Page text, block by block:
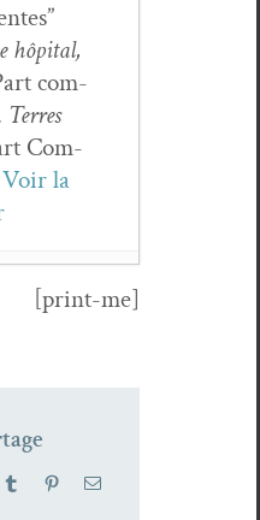
hôpi­tal,
com­
Ter­res
Com­
Voir la
Pfis­ter,
[print-me]
Tumblr PinterestEmail